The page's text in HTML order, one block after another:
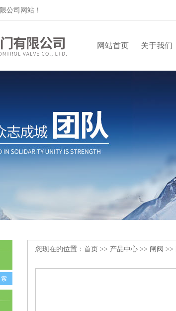
公司网站！
网站首页 关于我们
您现在的位置： 首页 >> 产品中心 >> 闸阀 >>